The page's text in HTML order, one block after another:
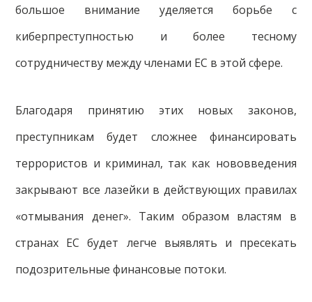
большое внимание уделяется борьбе с
киберпреступностью и более тесному
сотрудничеству между членами ЕС в этой сфере.
Благодаря принятию этих новых законов,
преступникам будет сложнее финансировать
террористов и криминал, так как нововведения
закрывают все лазейки в действующих правилах
«отмывания денег». Таким образом властям в
странах ЕС будет легче выявлять и пресекать
подозрительные финансовые потоки.